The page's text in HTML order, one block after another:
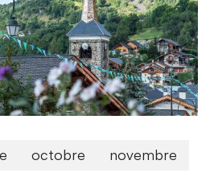
octobre
novembre